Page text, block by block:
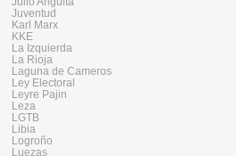
Juventud
Karl Marx
KKE
La Izquierda
La Rioja
Laguna de Cameros
Ley Electoral
Leyre Pajin
Leza
LGTB
Libia
Logroño
Luezas